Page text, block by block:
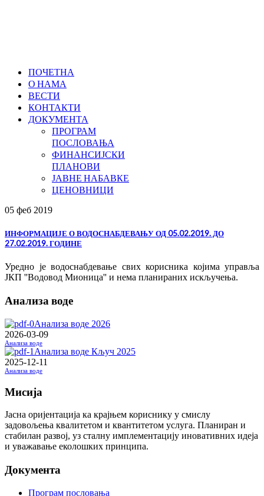
ПОЧЕТНА
О НАМА
ВЕСТИ
КОНТАКТИ
ДОКУМЕНТА
ПРОГРАМ
ПОСЛОВАЊА
ФИНАНСИЈСКИ
ПЛАНОВИ
ЈАВНЕ НАБАВКЕ
ЦЕНОВНИЦИ
05 феб 2019
ИНФОРМАЦИЈЕ О ВОДОСНАБДЕВАЊУ ОД 05.02.2019. ДО
27.02.2019. ГОДИНЕ
Уредно је водоснабдевање свих корисника којима управља
ЈКП ''Водовод Мионица'' и нема планираних искључења.
Анализа воде
Анализа воде 2026
2026-03-09
Анализа воде
Анализа воде Кључ 2025
2025-12-11
Анализа воде
Мисија
Јасна оријентација ка крајњем кориснику у смислу
задовољења квалитетом и квантитетом услуга. Планиран и
стабилан развој, уз сталну имплементацију иновативних идеја
и уважавање еколошких принципа.
Документа
Програм пословања